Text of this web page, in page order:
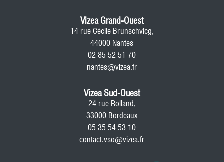
Vizea Grand-Ouest
14 rue Cécile Brunschvicg,
44000 Nantes
02 85 52 51 70
nantes@vizea.fr
Vizea Sud-Ouest
24 rue Rolland,
33000 Bordeaux
05 35 54 53 10
contact.vso@vizea.fr